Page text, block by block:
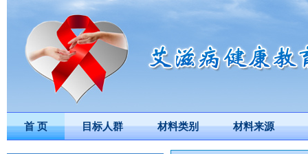
首 页 目标人群 材料类别 材料来源